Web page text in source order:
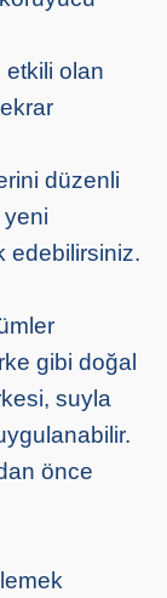
etkili olan
düzenli
edebilirsiniz.
gibi doğal
suyla
önce